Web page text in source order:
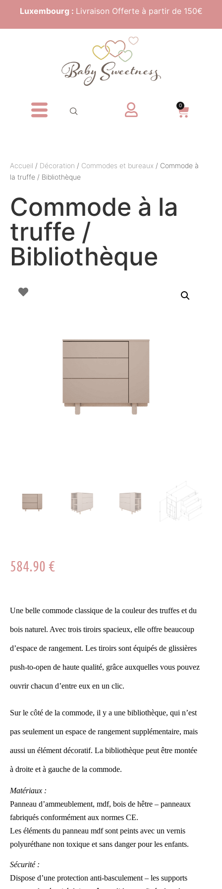
Luxembourg : Livraison Offerte à partir de 150€
0
Accueil / Décoration / Commodes et bureaux / Commode à
la truffe / Bibliothèque
Commode à la
truffe /
Bibliothèque
584.90 €
Une belle commode classique de la couleur des truffes et du
bois naturel. Avec trois tiroirs spacieux, elle offre beaucoup
d’espace de rangement. Les tiroirs sont équipés de glissières
push-to-open de haute qualité, grâce auxquelles vous pouvez
ouvrir chacun d’entre eux en un clic.
Sur le côté de la commode, il y a une bibliothèque, qui n’est
pas seulement un espace de rangement supplémentaire, mais
aussi un élément décoratif. La bibliothèque peut être montée
à droite et à gauche de la commode.
Matériaux :
Panneau d’ammeublement, mdf, bois de hêtre – panneaux
fabriqués conformément aux normes CE.
Les éléments du panneau mdf sont peints avec un vernis
polyuréthane non toxique et sans danger pour les enfants.
Sécurité:
Dispose d’une protection anti-basculement – les supports